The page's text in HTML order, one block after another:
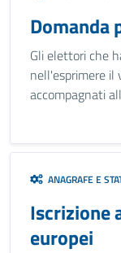
Domanda
Gli elettori che
nell'esprimere il
accompagnati
ANAGRAFE E
Iscrizione
europei